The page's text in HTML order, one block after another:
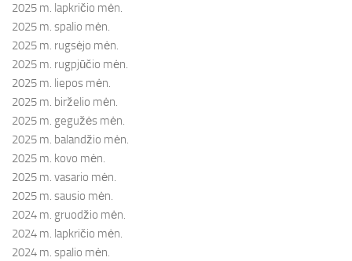
2025 m. lapkričio mėn.
2025 m. spalio mėn.
2025 m. rugsėjo mėn.
2025 m. rugpjūčio mėn.
2025 m. liepos mėn.
2025 m. birželio mėn.
2025 m. gegužės mėn.
2025 m. balandžio mėn.
2025 m. kovo mėn.
2025 m. vasario mėn.
2025 m. sausio mėn.
2024 m. gruodžio mėn.
2024 m. lapkričio mėn.
2024 m. spalio mėn.